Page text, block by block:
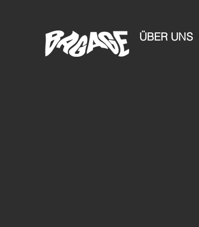
ÜBER UNS